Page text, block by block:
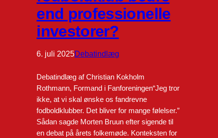
end professionelle
investorer?
6. juli 2025Debatindlæg
Debatindlæg af Christian Kokholm
Rothmann, Formand i Fanforeningen“Jeg tror
ikke, at vi skal ønske os fandrevne
fodboldklubber. Det bliver for mange følelser.”
Sådan sagde Morten Bruun efter sigende til
en debat på årets folkemøde. Konteksten for